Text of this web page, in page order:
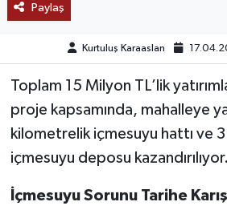
Paylaş
Kurtuluş Karaaslan
Toplam 15 Milyon TL’lik
proje kapsamında, mahalleye
kilometrelik içmesuyu hattı ve
içmesuyu deposu kazandırılıyor.
İçmesuyu Sorunu Tarihe
DÜNYA
TREND
MEDYA
OTOMOTİV